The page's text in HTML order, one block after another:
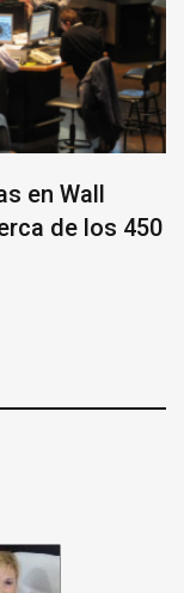
en Wall
de los 450